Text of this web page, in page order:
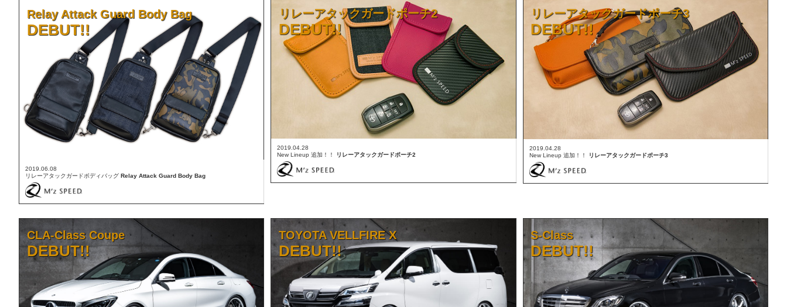
Relay Attack Guard Body Bag
DEBUT!!
2019.06.08
リレーアタックガードボディバッグ Relay Attack Guard Body Bag
リレーアタックガードポーチ2
DEBUT!!
2019.04.28
New Lineup 追加！！
リレーアタックガードポーチ2
リレーアタックガードポーチ3
DEBUT!!
2019.04.28
New Lineup 追加！！
リレーアタックガードポーチ3
CLA-Class Coupe
DEBUT!!
TOYOTA VELLFIRE X
DEBUT!!
S-Class
DEBUT!!